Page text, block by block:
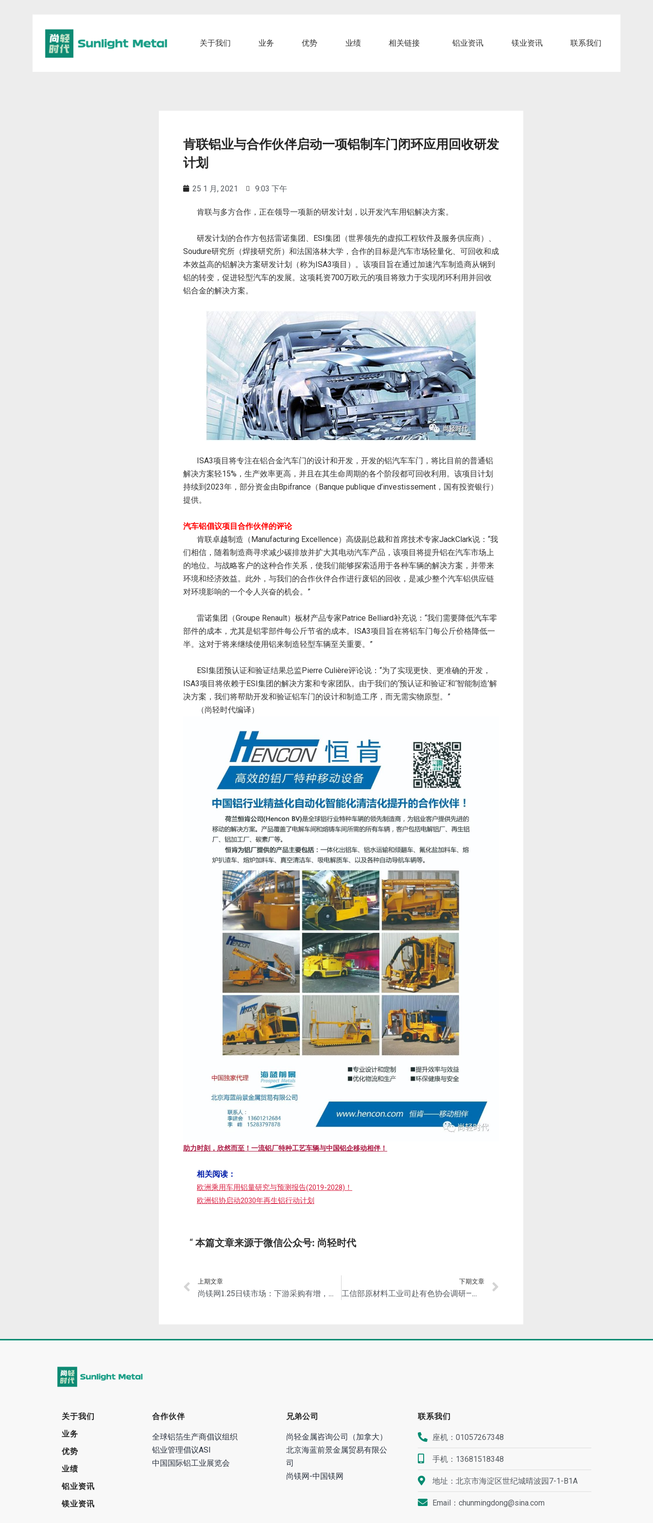
关于我们 业务 优势 业绩 相关链接 铝业资讯 镁业资讯 联系我们
肯联铝业与合作伙伴启动一项铝制车门闭环应用回收研发
计划
25 1 月, 2021 9:03 下午
肯联与多方合作，正在领导一项新的研发计划，以开发汽车用铝解决方案。
研发计划的合作方包括雷诺集团、ESI集团（世界领先的虚拟工程软件及服务供应商）、
Soudure研究所（焊接研究所）和法国洛林大学，合作的目标是汽车市场轻量化、可回收和成
本效益高的铝解决方案研发计划（称为ISA3项目）。该项目旨在通过加速汽车制造商从钢到
铝的转变，促进轻型汽车的发展。这项耗资700万欧元的项目将致力于实现闭环利用并回收
铝合金的解决方案。
ISA3项目将专注在铝合金汽车门的设计和开发，开发的铝汽车车门，将比目前的普通铝
解决方案轻15%，生产效率更高，并且在其生命周期的各个阶段都可回收利用。该项目计划
持续到2023年，部分资金由Bpifrance（Banque publique d’investissement，国有投资银行）
提供。
汽车铝倡议项目合作伙伴的评论
肯联卓越制造（Manufacturing Excellence）高级副总裁和首席技术专家JackClark说：“我
们相信，随着制造商寻求减少碳排放并扩大其电动汽车产品，该项目将提升铝在汽车市场上
的地位。与战略客户的这种合作关系，使我们能够探索适用于各种车辆的解决方案，并带来
环境和经济效益。此外，与我们的合作伙伴合作进行废铝的回收，是减少整个汽车铝供应链
对环境影响的一个令人兴奋的机会。”
雷诺集团（Groupe Renault）板材产品专家Patrice Belliard补充说：“我们需要降低汽车零
部件的成本，尤其是铝零部件每公斤节省的成本。ISA3项目旨在将铝车门每公斤价格降低一
半。这对于将来继续使用铝来制造轻型车辆至关重要。”
ESI集团预认证和验证结果总监Pierre Culière评论说：“为了实现更快、更准确的开发，
ISA3项目将依赖于ESI集团的解决方案和专家团队。由于我们的‘预认证和验证’和‘智能制造’解
决方案，我们将帮助开发和验证铝车门的设计和制造工序，而无需实物原型。”
（尚轻时代编译）
助力时刻，欣然而至！一流铝厂特种工艺车辆与中国铝企移动相伴！
相关阅读：
欧洲乘用车用铝量研究与预测报告(2019-2028)！
欧洲铝协启动2030年再生铝行动计划
本篇文章来源于微信公众号: 尚轻时代
上期文章
尚镁网1.25日镁市场：下游采购有增，镁市稳中有升
下期文章
工信部原材料工业司赴有色协会调研—将研究有色行业碳达峰及碳中和实施路径
关于我们
业务
优势
业绩
铝业资讯
镁业资讯
合作伙伴
全球铝箔生产商倡议组织
铝业管理倡议ASI
中国国际铝工业展览会
兄弟公司
尚轻金属咨询公司（加拿大）
北京海蓝前景金属贸易有限公
司
尚镁网-中国镁网
联系我们
座机：01057267348
手机：13681518348
地址：北京市海淀区世纪城晴波园7-1-B1A
Email：chunmingdong@sina.com